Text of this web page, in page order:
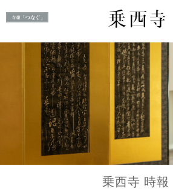
乗西寺 時報